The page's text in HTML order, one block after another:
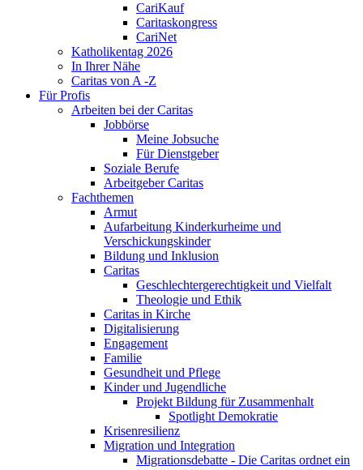
CariKauf
Caritaskongress
CariNet
Katholikentag 2026
In Ihrer Nähe
Caritas von A -Z
Für Profis
Arbeiten bei der Caritas
Jobbörse
Meine Jobsuche
Für Dienstgeber
Soziale Berufe
Arbeitgeber Caritas
Fachthemen
Armut
Aufarbeitung Kinderkurheime und
Verschickungskinder
Bildung und Inklusion
Caritas
Geschlechtergerechtigkeit und Vielfalt
Theologie und Ethik
Caritas in Kirche
Digitalisierung
Engagement
Familie
Gesundheit und Pflege
Kinder und Jugendliche
Projekt Bildung für Zusammenhalt
Spotlight Demokratie
Krisenresilienz
Migration und Integration
Migrationsdebatte - Die Caritas ordnet ein